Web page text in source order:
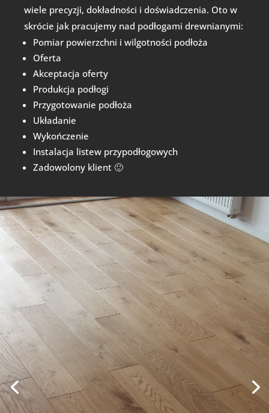
wiele precyzji, dokładności i doświadczenia. Oto w
skrócie jak pracujemy nad podłogami drewnianymi:
Pomiar powierzchni i wilgotności podłoża
Oferta
Akceptacja oferty
Produkcja podłogi
Przygotowanie podłoża
Układanie
Wykończenie
Instalacja listew przypodłogowych
Zadowolony klient 🙂